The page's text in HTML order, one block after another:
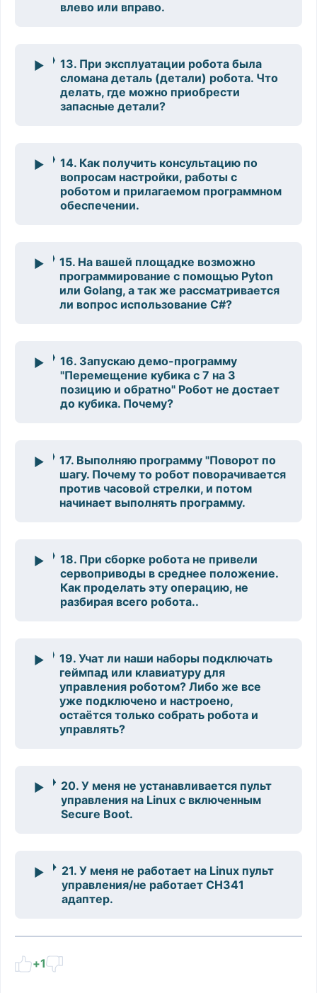
влево или вправо.
13. При эксплуатации робота была
сломана деталь (детали) робота. Что
делать, где можно приобрести
запасные детали?
14. Как получить консультацию по
вопросам настройки, работы с
роботом и прилагаемом программном
обеспечении.
15. На вашей площадке возможно
программирование с помощью Pyton
или Golang, а так же рассматривается
ли вопрос использование C#?
16. Запускаю демо-программу
"Перемещение кубика с 7 на 3
позицию и обратно" Робот не достает
до кубика. Почему?
17. Выполняю программу "Поворот по
шагу. Почему то робот поворачивается
против часовой стрелки, и потом
начинает выполнять программу.
18. При сборке робота не привели
сервоприводы в среднее положение.
Как проделать эту операцию, не
разбирая всего робота..
19. Учат ли наши наборы подключать
геймпад или клавиатуру для
управления роботом? Либо же все
уже подключено и настроено,
остаётся только собрать робота и
управлять?
20. У меня не устанавливается пульт
управления на Linux с включенным
Secure Boot.
21. У меня не работает на Linux пульт
управления/не работает CH341
адаптер.
+1